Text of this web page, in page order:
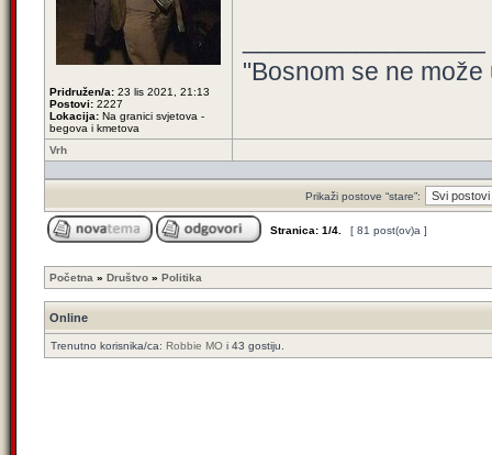
Pridružen/a: 23 lis 2021, 21:13
Postovi: 2227
Lokacija: Na granici svjetova -
begova i kmetova
"Bosnom se ne
Vrh
Prikaži postove “stare”:
Stranica: 1/4 [ 81 post(ov)a ]
Početna » Društvo » Politika
Online
Trenutno korisnika/ca: Robbie MO i 43 gostiju.